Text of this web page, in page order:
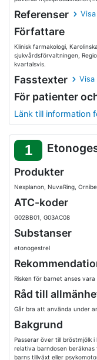
Referenser
Författare
Klinisk farmakologi,
sjukvårdsförvaltningen,
kvartalsvis.
Fasstexter
För patienter
Länk till information
1
Produkter
Nexplanon, NuvaRing,
ATC-koder
G02BB01, G03AC08
Substanser
etonogestrel
Risken för barnet anses
Råd till
Går bra att använda under
Bakgrund
Passerar över till bröstmjölk
relativa barndosen
barns tillväxt eller